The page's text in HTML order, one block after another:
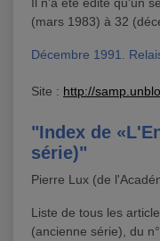
(mars 1983) à 32
Décembre 1991.
Site : http://
"Index de
série)"
Pierre Lux (de
Liste de tous les
(ancienne série), du